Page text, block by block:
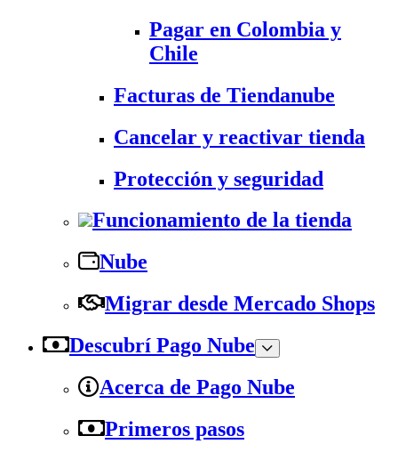
Pagar en Colombia y
Chile
Facturas de Tiendanube
Cancelar y reactivar tienda
Protección y seguridad
Funcionamiento de la tienda
Nube
Migrar desde Mercado Shops
Descubrí Pago Nube
Acerca de Pago Nube
Primeros pasos